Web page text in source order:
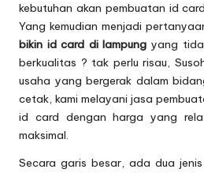
kebutuhan akan pembuatan id card
Yang kemudian menjadi
bikin id card di lampung yang
berkualitas ? tak perlu risau,
usaha yang bergerak dalam
cetak, kami melayani jasa
id card dengan harga yang
maksimal.
Secara garis besar, ada dua